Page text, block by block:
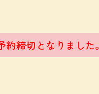
約締切となりました。